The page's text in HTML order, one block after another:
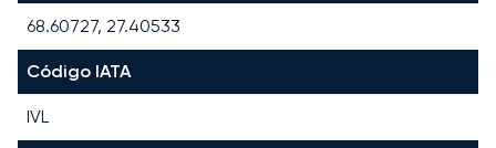
68.60727, 27.40533
Código IATA
IVL